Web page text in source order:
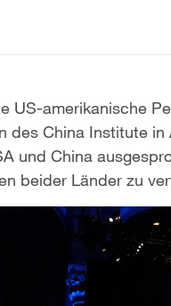
US-amerikanische
des China Institute
und China
beider Länder zu